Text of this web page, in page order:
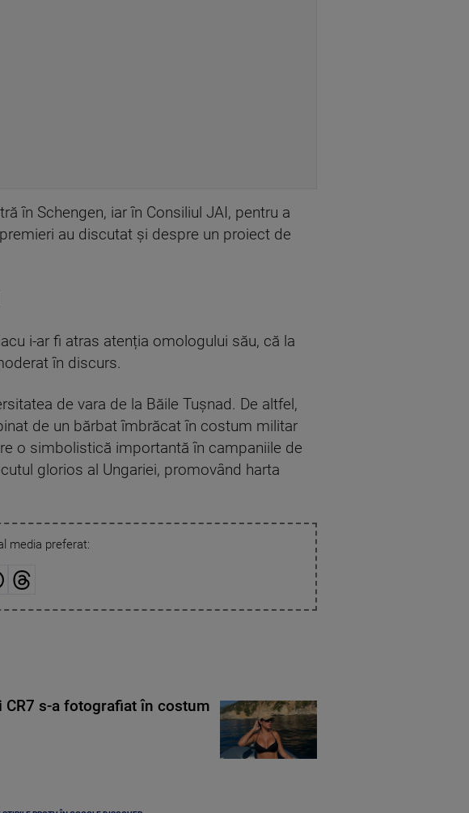
în Schengen, iar în Consiliul JAI, pentru a
au discutat și despre un proiect de
i-ar fi atras atenția omologului său, că la
în discurs.
de vara de la Băile Tușnad. De altfel,
de un bărbat îmbrăcat în costum militar
o simbolistică importantă în campaniile de
glorios al Ungariei, promovând harta
media preferat:
CR7 s-a fotografiat în costum